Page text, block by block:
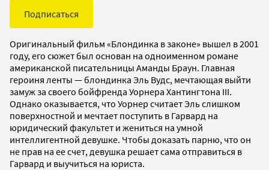
Подписаться
Оригинальный фильм «Блондинка в законе» вышел в 2001
году, его сюжет был основан на одноименном романе
американской писательницы Аманды Браун. Главная
героиня ленты — блондинка Эль Вудс, мечтающая выйти
замуж за своего бойфренда Уорнера Хантингтона III.
Однако оказывается, что Уорнер считает Эль слишком
поверхностной и мечтает поступить в Гарвард на
юридический факультет и жениться на умной
интеллигентной девушке. Чтобы доказать парню, что он
не прав на ее счет, девушка решает сама отправиться в
Гарвард и выучиться на юриста.